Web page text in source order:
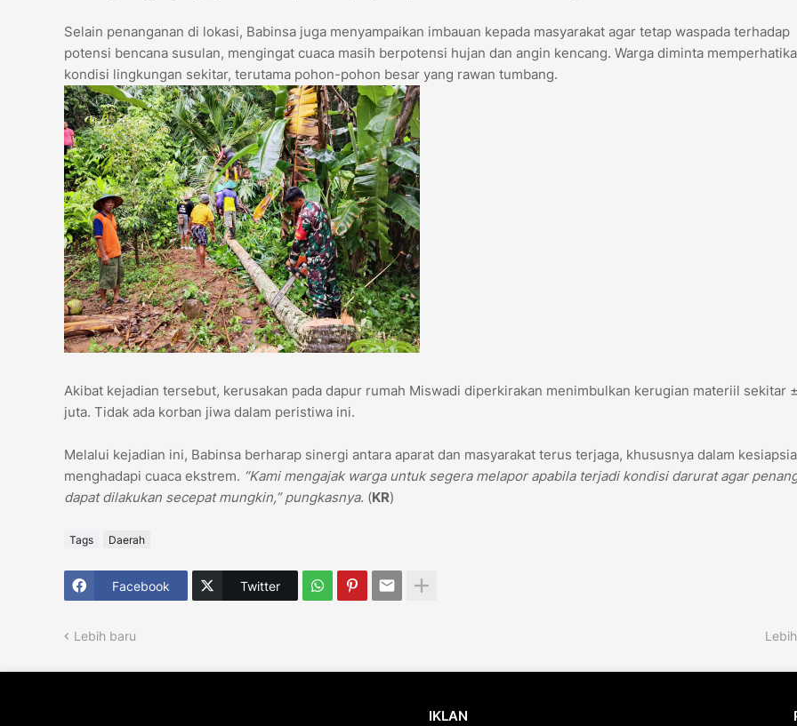
Selain penanganan di lokasi, Babinsa juga menyampaikan imbauan kepada masyarakat agar tetap waspada terhadap
potensi bencana susulan, mengingat cuaca masih berpotensi hujan dan angin kencang. Warga diminta
kondisi lingkungan sekitar, terutama pohon-pohon besar yang rawan tumbang.
Akibat kejadian tersebut, kerusakan pada dapur rumah Miswadi diperkirakan menimbulkan kerugian materiil sekitar
juta. Tidak ada korban jiwa dalam peristiwa ini.
Melalui kejadian ini, Babinsa berharap sinergi antara aparat dan masyarakat terus terjaga, khususnya dalam
menghadapi cuaca ekstrem. “Kami mengajak warga untuk segera melapor apabila terjadi kondisi darurat agar
dapat dilakukan secepat mungkin,” pungkasnya. (KR)
Tags Daerah
Facebook Twitter
Lebih baru
IKLAN